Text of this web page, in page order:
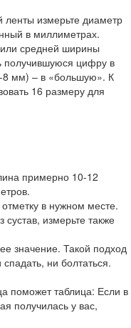
измерьте диаметр
в миллиметрах.
средней ширины
получившуюся цифру в
8 мм) – в «большую». К
16 размеру для
примерно 10-12
в нужном месте.
сустав, измерьте также
значение. Такой подход
ни болтаться.
поможет таблица: Если в
получилась у вас,